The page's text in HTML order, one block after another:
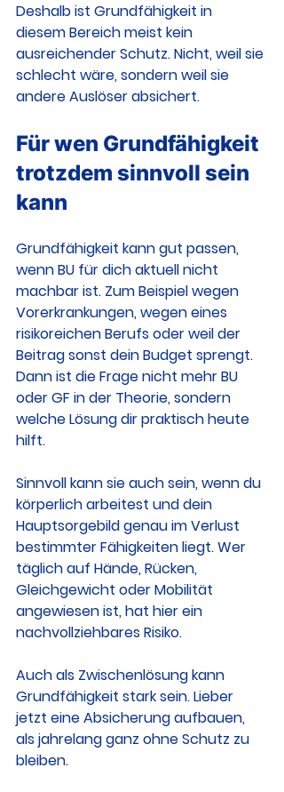
Deshalb ist Grundfähigkeit in
diesem Bereich meist kein
ausreichender Schutz. Nicht, weil sie
schlecht wäre, sondern weil sie
andere Auslöser absichert.
Für wen Grundfähigkeit
trotzdem sinnvoll sein
kann
Grundfähigkeit kann gut passen,
wenn BU für dich aktuell nicht
machbar ist. Zum Beispiel wegen
Vorerkrankungen, wegen eines
risikoreichen Berufs oder weil der
Beitrag sonst dein Budget sprengt.
Dann ist die Frage nicht mehr BU
oder GF in der Theorie, sondern
welche Lösung dir praktisch heute
hilft.
Sinnvoll kann sie auch sein, wenn du
körperlich arbeitest und dein
Hauptsorgebild genau im Verlust
bestimmter Fähigkeiten liegt. Wer
täglich auf Hände, Rücken,
Gleichgewicht oder Mobilität
angewiesen ist, hat hier ein
nachvollziehbares Risiko.
Auch als Zwischenlösung kann
Grundfähigkeit stark sein. Lieber
jetzt eine Absicherung aufbauen,
als jahrelang ganz ohne Schutz zu
bleiben.